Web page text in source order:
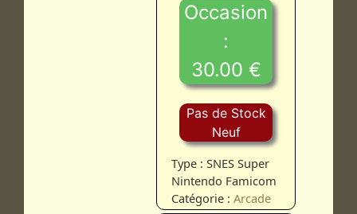
Occasion
:
30.00 €
Pas de Stock
Neuf
Type : SNES Super
Nintendo Famicom
Catégorie :Arcade